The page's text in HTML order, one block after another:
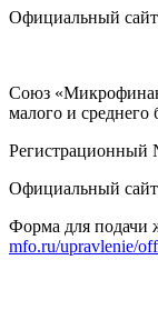
Официальный
Союз
малого и среднего
Регистрационный
Официальный
Форма для подачи
mfo.ru/upravlenie/